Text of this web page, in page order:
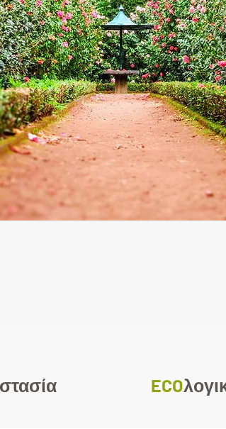
ECO